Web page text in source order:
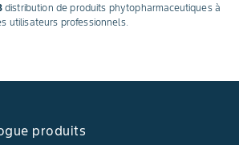
distribution de produits phytopharmaceutiques à
utilisateurs professionnels.
produits